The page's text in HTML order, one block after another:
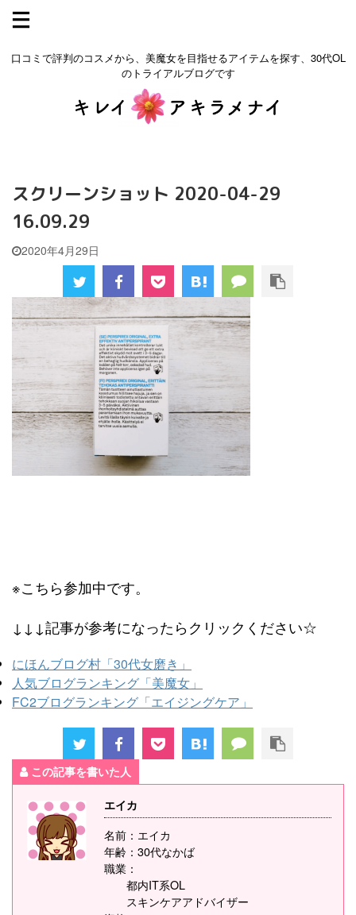
口コミで評判のコスメから、美魔女を目指せるアイテムを探す、30代OL
のトライアルブログです
スクリーンショット 2020-04-29
16.09.29
2020年4月29日
※こちら参加中です。
↓↓↓記事が参考になったらクリックください☆
にほんブログ村「30代女磨き」
人気ブログランキング「美魔女」
FC2ブログランキング「エイジングケア」
この記事を書いた人
エイカ
名前：エイカ
年齢：30代なかば
職業：
都内IT系OL
スキンケアアドバイザー